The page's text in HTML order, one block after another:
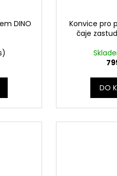
DINO
Konvice pro
čaje
DO